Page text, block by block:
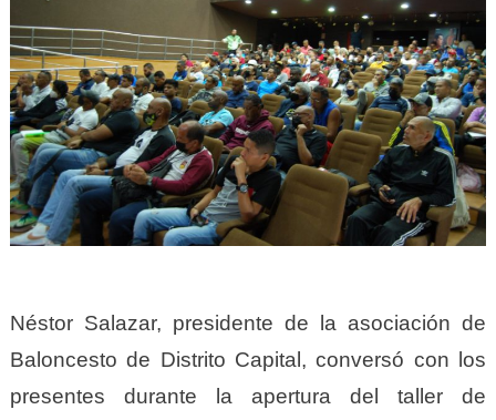
Néstor Salazar, presidente de la asociación de
Baloncesto de Distrito Capital, conversó con los
presentes durante la apertura del taller de